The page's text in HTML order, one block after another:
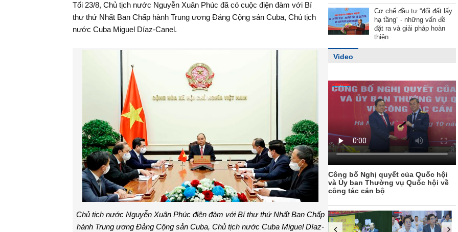
Tối 23/8, Chủ tịch nước Nguyễn Xuân Phúc đã có cuộc điện đàm với Bí
thư thứ Nhất Ban Chấp hành Trung ương Đảng Cộng sản Cuba, Chủ tịch
nước Cuba Miguel Díaz-Canel.
Chủ tịch nước Nguyễn Xuân Phúc điện đàm với Bí thư thứ Nhất Ban Chấp
hành Trung ương Đảng Cộng sản Cuba, Chủ tịch nước Cuba Miguel Díaz-
Cơ chế đầu tư “đổi đất lấy
hạ tầng” - những vấn đề
đặt ra và giải pháp hoàn
thiện
Video
Công bố Nghị quyết của Quốc hội
và Ủy ban Thường vụ Quốc hội về
công tác cán bộ